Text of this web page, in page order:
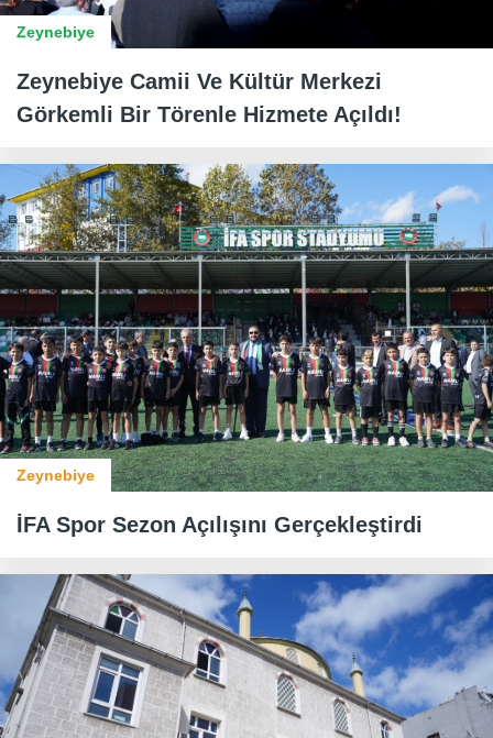
Zeynebiye
Zeynebiye Camii Ve Kültür Merkezi
Görkemli Bir Törenle Hizmete Açıldı!
Zeynebiye
İFA Spor Sezon Açılışını Gerçekleştirdi